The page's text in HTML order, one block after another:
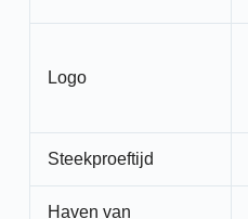
Logo
Steekproeftijd
Haven van